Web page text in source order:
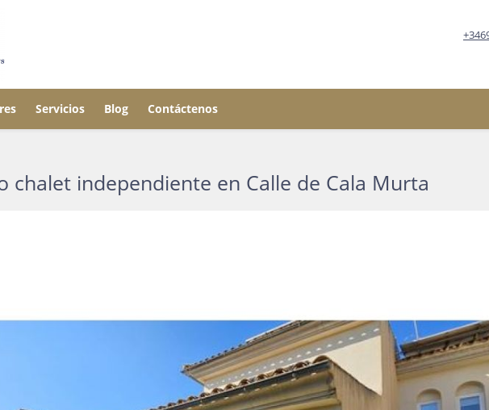
Servicios Blog Contáctenos
chalet independiente en Calle de Cala Murta